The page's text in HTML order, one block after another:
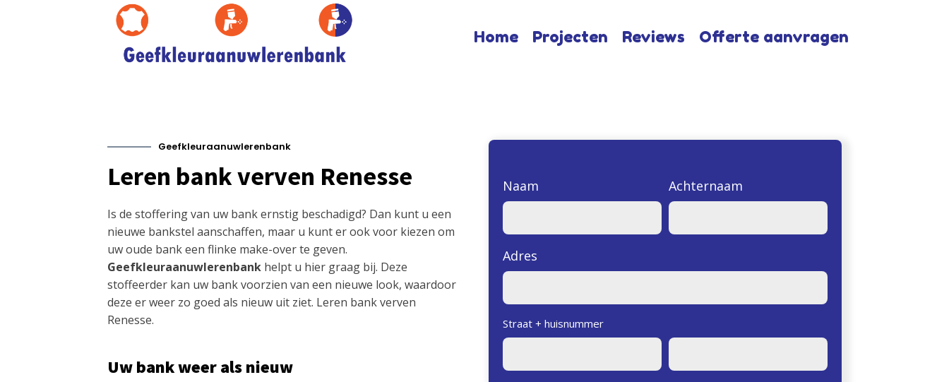
Home Projecten Reviews Offerte aanvragen
Geefkleuraanuwlerenbank
Leren bank verven Renesse
Is de stoffering van uw bank ernstig beschadigd? Dan kunt u een
nieuwe bankstel aanschaffen, maar u kunt er ook voor kiezen om
uw oude bank een flinke make-over te geven.
Geefkleuraanuwlerenbank helpt u hier graag bij. Deze
stoffeerder kan uw bank voorzien van een nieuwe look, waardoor
deze er weer zo goed als nieuw uit ziet. Leren bank verven
Renesse.
Uw bank weer als nieuw
Naam Achternaam
Adres
Straat + huisnummer